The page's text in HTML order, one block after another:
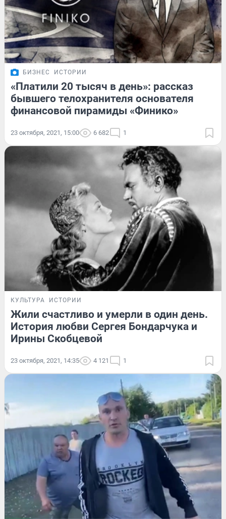
БИЗНЕС ИСТОРИИ
«Платили 20 тысяч в день»: рассказ
бывшего телохранителя основателя
финансовой пирамиды «Финико»
23 октября, 2021, 15:00 6 682 1
КУЛЬТУРА ИСТОРИИ
Жили счастливо и умерли в один день.
История любви Сергея Бондарчука и
Ирины Скобцевой
23 октября, 2021, 14:35 4 121 1